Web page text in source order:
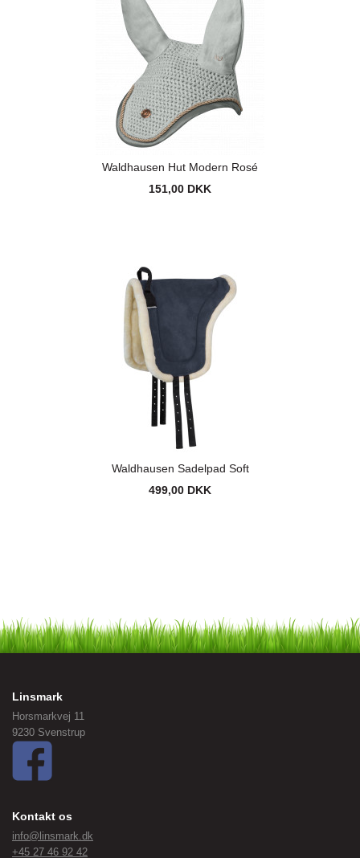
Waldhausen Hut Modern Rosé
151,00 DKK
Waldhausen Sadelpad Soft
499,00 DKK
Linsmark
Horsmarkvej 11
9230 Svenstrup
Kontakt os
info@linsmark.dk
+45 27 46 92 42